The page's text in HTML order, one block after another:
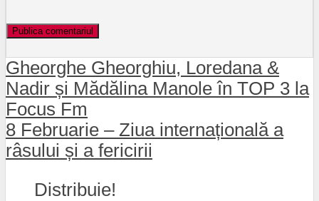
Gheorghe Gheorghiu, Loredana &
Nadir și Mădălina Manole în TOP 3 la
Focus Fm
8 Februarie – Ziua internațională a
râsului și a fericirii
Distribuie!